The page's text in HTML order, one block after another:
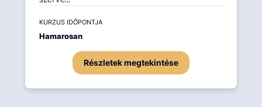
KURZUS IDŐPONTJA
Hamarosan
Részletek megtekintése